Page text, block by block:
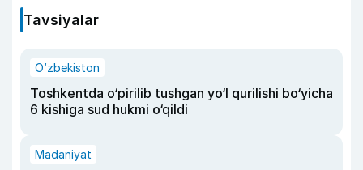
Tavsiyalar
O‘zbekiston
Toshkentda o‘pirilib tushgan yo‘l qurilishi bo‘yicha
6 kishiga sud hukmi o‘qildi
Madaniyat